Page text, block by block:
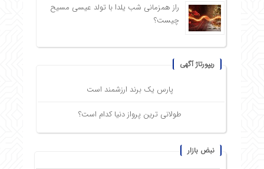
راز همزمانی شب یلدا با تولد عیسی مسیح
چیست؟
ریپورتاژ آگهی
پارس یک برند ارزشمند است
طولانی ترین پرواز دنیا کدام است؟
نبض بازار